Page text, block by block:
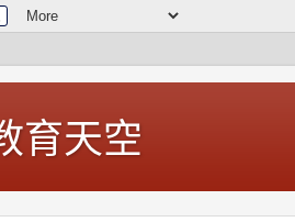
育天空